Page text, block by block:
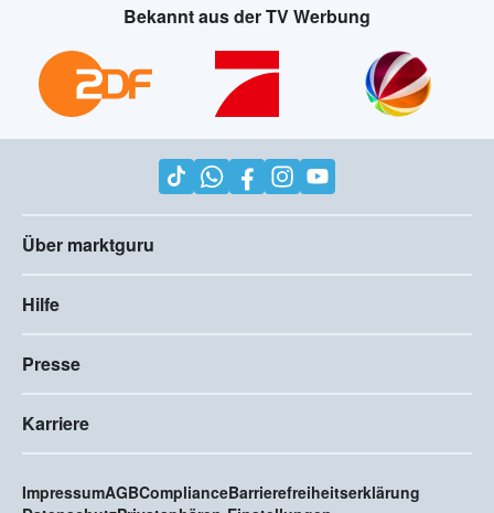
Bekannt aus der TV Werbung
Über marktguru
Hilfe
Presse
Karriere
ImpressumAGBComplianceBarrierefreiheitserklärung